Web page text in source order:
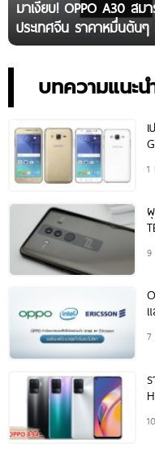
มาเงียบ! OPPO A30 สม
ประเทศจีน ราคาหมื่นต้นๆ
บทความแนะน
1
9
7